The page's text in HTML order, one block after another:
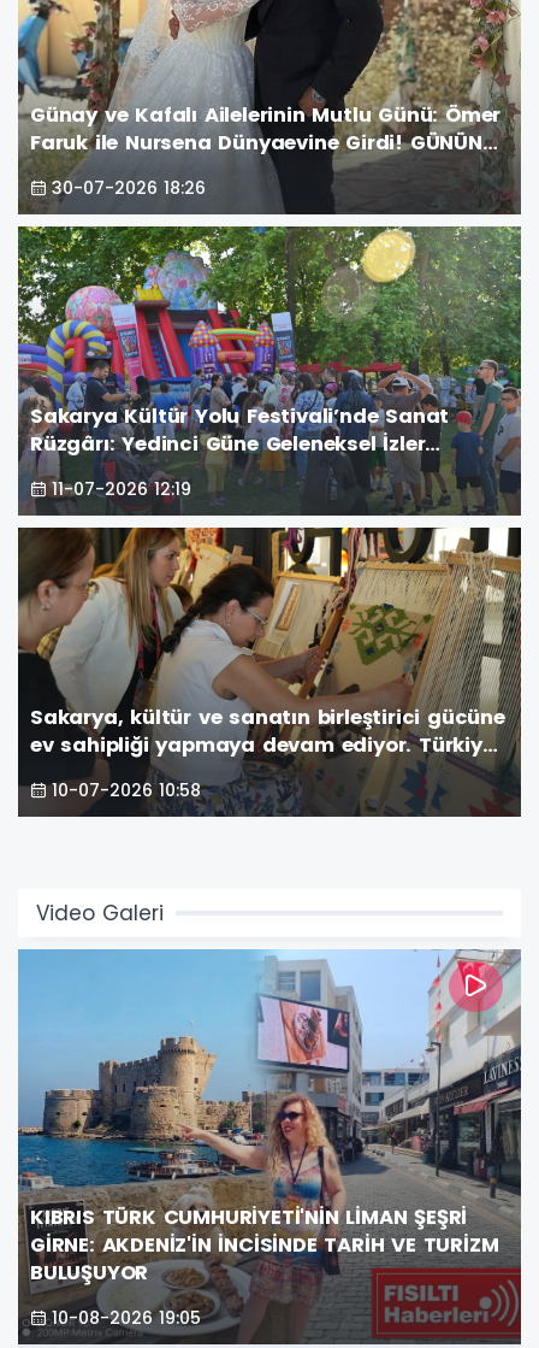
Günay ve Kafalı Ailelerinin Mutlu Günü: Ömer
Faruk ile Nursena Dünyaevine Girdi! GÜNÜN
ÖNE ÇIKAN FOTOĞRAF KARELERİ
30-07-2026 18:26
Sakarya Kültür Yolu Festivali’nde Sanat
Rüzgârı: Yedinci Güne Geleneksel İzler
Damga Vurdu
11-07-2026 12:19
Sakarya, kültür ve sanatın birleştirici gücüne
ev sahipliği yapmaya devam ediyor. Türkiye
Kültür Yolu Festivali kapsamında düzenlenen
etkinlikler, altıncı gününde de şehri renkli bir
10-07-2026 10:58
Video Galeri
KIBRIS TÜRK CUMHURİYETİ'NİN LİMAN ŞEŞRİ
GİRNE: AKDENİZ'İN İNCİSİNDE TARİH VE TURİZM
BULUŞUYOR
10-08-2026 19:05